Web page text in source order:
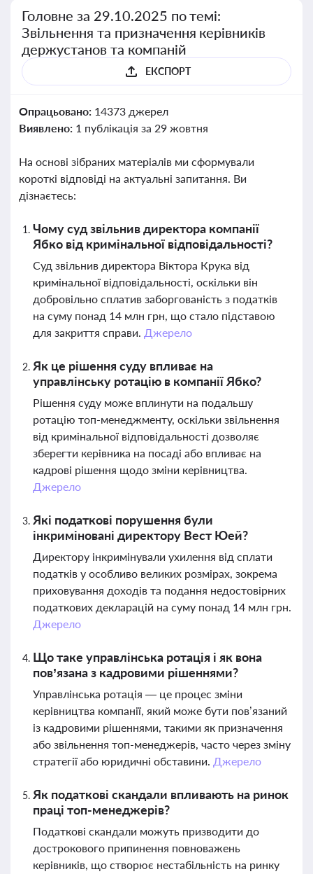
Головне за 29.10.2025 по темі:
Звільнення та призначення керівників
держустанов та компаній
ЕКСПОРТ
Опрацьовано: 14373 джерел
Виявлено: 1 публікація за 29 жовтня
На основі зібраних матеріалів ми сформували
короткі відповіді на актуальні запитання. Ви
дізнаєтесь:
Чому суд звільнив директора компанії
Ябко від кримінальної відповідальності?
Суд звільнив директора Віктора Крука від
кримінальної відповідальності, оскільки він
добровільно сплатив заборгованість з податків
на суму понад 14 млн грн, що стало підставою
для закриття справи. Джерело
Як це рішення суду впливає на
управлінську ротацію в компанії Ябко?
Рішення суду може вплинути на подальшу
ротацію топ-менеджменту, оскільки звільнення
від кримінальної відповідальності дозволяє
зберегти керівника на посаді або впливає на
кадрові рішення щодо зміни керівництва.
Джерело
Які податкові порушення були
інкриміновані директору Вест Юей?
Директору інкримінували ухилення від сплати
податків у особливо великих розмірах, зокрема
приховування доходів та подання недостовірних
податкових декларацій на суму понад 14 млн грн.
Джерело
Що таке управлінська ротація і як вона
пов’язана з кадровими рішеннями?
Управлінська ротація — це процес зміни
керівництва компанії, який може бути пов’язаний
із кадровими рішеннями, такими як призначення
або звільнення топ-менеджерів, часто через зміну
стратегії або юридичні обставини. Джерело
Як податкові скандали впливають на ринок
праці топ-менеджерів?
Податкові скандали можуть призводити до
дострокового припинення повноважень
керівників, що створює нестабільність на ринку